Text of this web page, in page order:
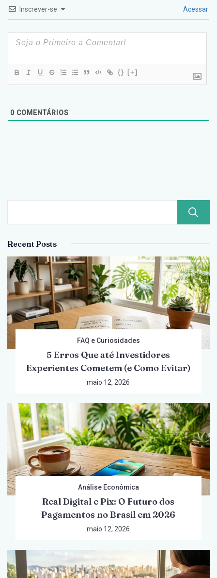
Inscrever-se Acessar
{} [+]
0 COMENTÁRIOS
Recent Posts
FAQ e Curiosidades
5 Erros Que até Investidores
Experientes Cometem (e Como Evitar)
maio 12, 2026
Análise Econômica
Real Digital e Pix: O Futuro dos
Pagamentos no Brasil em 2026
maio 12, 2026